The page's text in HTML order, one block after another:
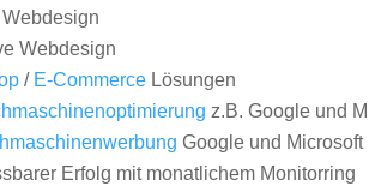
Webdesign
/ E-CommerceLösungen
z.B. Google und
Google und Microsoft
Erfolg mit monatlichem Monitorring